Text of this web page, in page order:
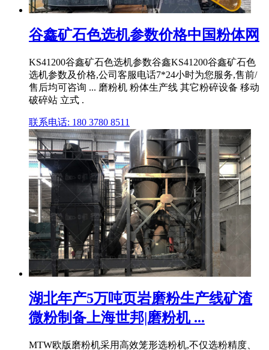
谷鑫矿石色选机参数价格中国粉体网
KS41200谷鑫矿石色选机参数谷鑫KS41200谷鑫矿石色
选机参数及价格,公司客服电话7*24小时为您服务,售前/
售后均可咨询 ... 磨粉机 粉体生产线 其它粉碎设备 移动
破碎站 立式 .
联系电话: 180 3780 8511
湖北年产5万吨页岩磨粉生产线矿渣
微粉制备上海世邦|磨粉机 ...
MTW欧版磨粉机采用高效笼形选粉机,不仅选粉精度、